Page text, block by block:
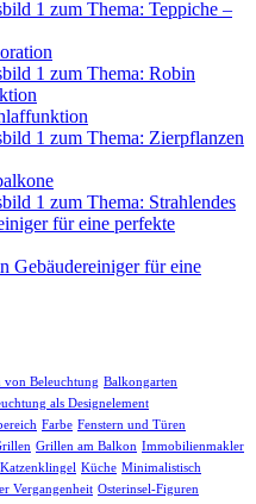
Gebäudereiniger für eine
von Beleuchtung Balkongarten
als Designelement
Farbe Fenstern und Türen
Grillen am Balkon Immobilienmakler
Katzenklingel Küche Minimalistisch
Vergangenheit Osterinsel-Figuren